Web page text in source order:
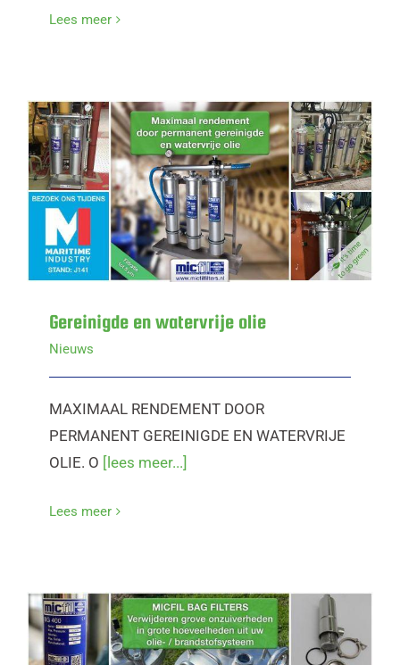
Lees meer
Gereinigde en watervrije olie
Gereinigde en watervrije olie
Nieuws
MAXIMAAL RENDEMENT DOOR
PERMANENT GEREINIGDE EN WATERVRIJE
OLIE. O [lees meer...]
Lees meer